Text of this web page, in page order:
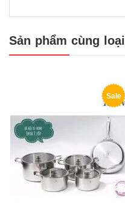
Sản phẩm cùng loại
Sale